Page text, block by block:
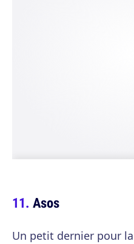
Asos
Un petit dernier pour